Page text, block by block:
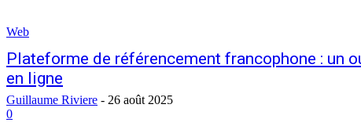
Web
Plateforme de référencement francophone : un
en ligne
Guillaume Riviere - 26 août 2025
0